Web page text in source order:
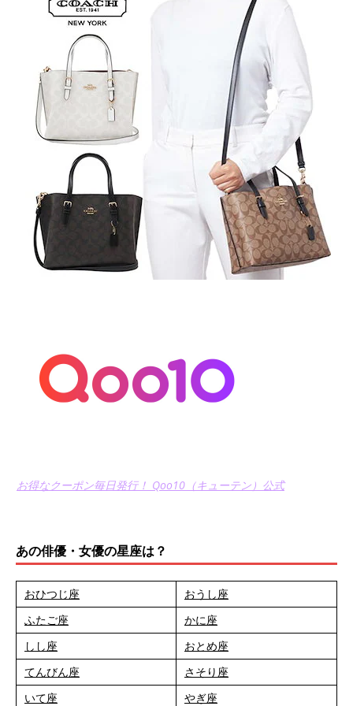
お得なクーポン毎日発行！ Qoo10（キューテン）公式
あの俳優・女優の星座は？
おひつじ座
おうし座
ふたご座
かに座
しし座
おとめ座
てんびん座
さそり座
いて座
やぎ座